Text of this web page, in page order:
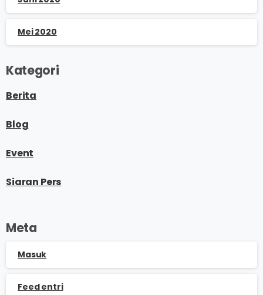
Mei 2020
Kategori
Berita
Blog
Event
Siaran Pers
Meta
Masuk
Feed entri